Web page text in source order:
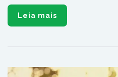
Leia mais